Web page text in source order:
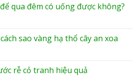
qua đêm có uống được không?
sao vàng hạ thổ cây an xoa
rễ cỏ tranh hiệu quả